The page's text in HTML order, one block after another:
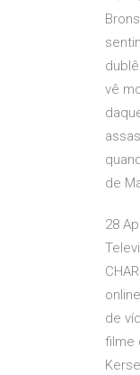
vê
de
28
de
filme